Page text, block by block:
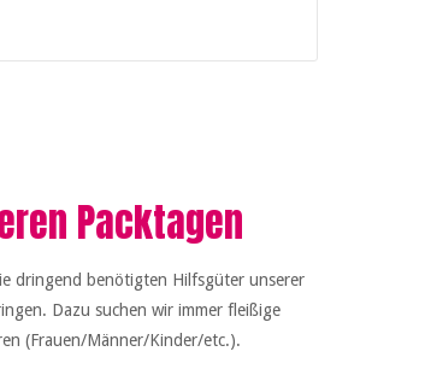
Packtagen
dringend benötigten Hilfsgüter unserer
Dazu suchen wir immer fleißige
(Frauen/Männer/Kinder/etc.).